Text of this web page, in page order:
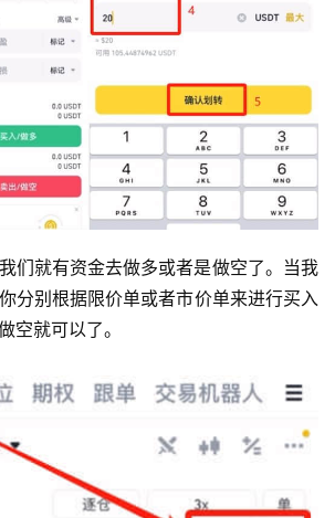
们就有资金去做多或者是做空了。当我
分别根据限价单或者市价单来进行买入
空就可以了。